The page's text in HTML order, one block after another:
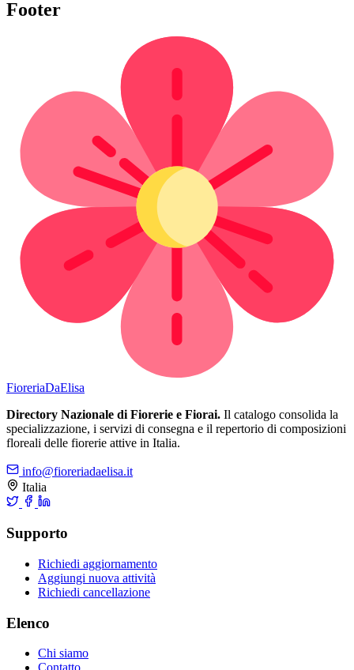
Footer
FioreriaDaElisa
Directory Nazionale di Fiorerie e Fiorai. Il catalogo consolida la
specializzazione, i servizi di consegna e il repertorio di composizioni
floreali delle fiorerie attive in Italia.
info@fioreriadaelisa.it
Italia
Supporto
Richiedi aggiornamento
Aggiungi nuova attività
Richiedi cancellazione
Elenco
Chi siamo